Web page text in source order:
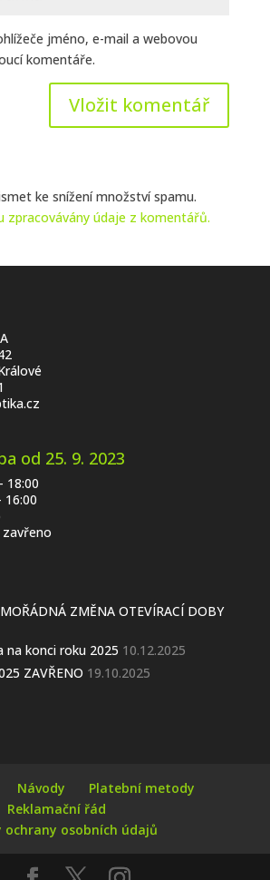
jméno, e-mail a webovou
komentáře.
ke snížení množství spamu.
zpracovávány údaje z komentářů.
od 25. 9. 2023
ZMĚNA OTEVÍRACÍ DOBY
na konci roku 2025 10.12.2025
ZAVŘENO 19.10.2025
Návody
Platební metody
Reklamační řád
ochrany osobních údajů